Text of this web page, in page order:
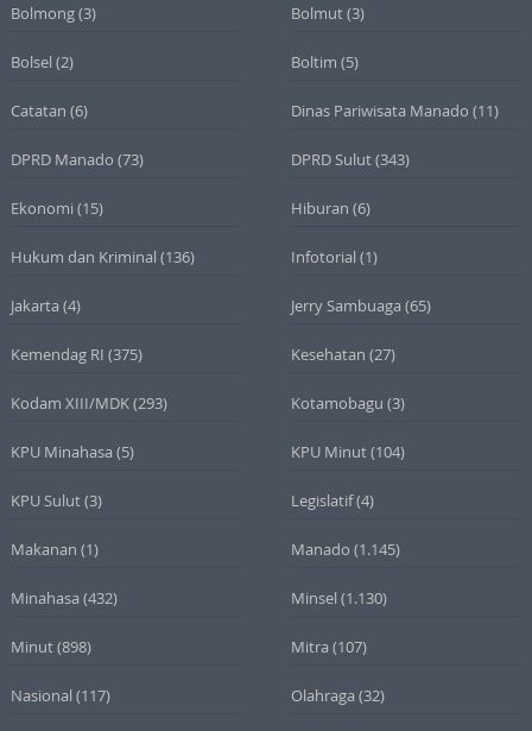
Bolmong(3) Bolmut(3)
Bolsel (2) Boltim (5)
Catatan (6) Dinas Pariwisata Manado (11)
DPRD Manado (73) DPRD Sulut(343)
Ekonomi (15) Hiburan (6)
Hukum dan Kriminal (136) Infotorial (1)
Jakarta (4) Jerry Sambuaga (65)
Kemendag RI (375) Kesehatan (27)
Kodam XIII/MDK(293) Kotamobagu (3)
KPU Minahasa (5) KPU Minut(104)
KPU Sulut(3) Legislatif(4)
Makanan (1) Manado (1.145)
Minahasa (432) Minsel (1.130)
Minut(898) Mitra (107)
Nasional (117) Olahraga (32)